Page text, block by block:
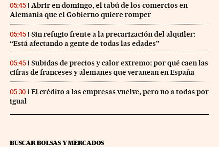
05:45
Abrir en domingo, el tabú de los comercios en
Alemania que el Gobierno quiere romper
05:45
Sin refugio frente a la precarización del alquiler:
“Está afectando a gente de todas las edades”
05:45
Subidas de precios y calor extremo: por qué caen las
cifras de franceses y alemanes que veranean en España
05:30
El crédito a las empresas vuelve, pero no a todas por
igual
BUSCAR BOLSAS Y MERCADOS